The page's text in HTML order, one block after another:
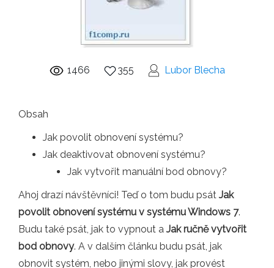
1466 355 Lubor Blecha
Obsah
Jak povolit obnovení systému?
Jak deaktivovat obnovení systému?
Jak vytvořit manuální bod obnovy?
Ahoj drazí návštěvníci! Teď o tom budu psát Jak
povolit obnovení systému v systému Windows 7.
Budu také psát, jak to vypnout a Jak ručně vytvořit
bod obnovy. A v dalším článku budu psát, jak
obnovit systém, nebo jinými slovy, jak provést